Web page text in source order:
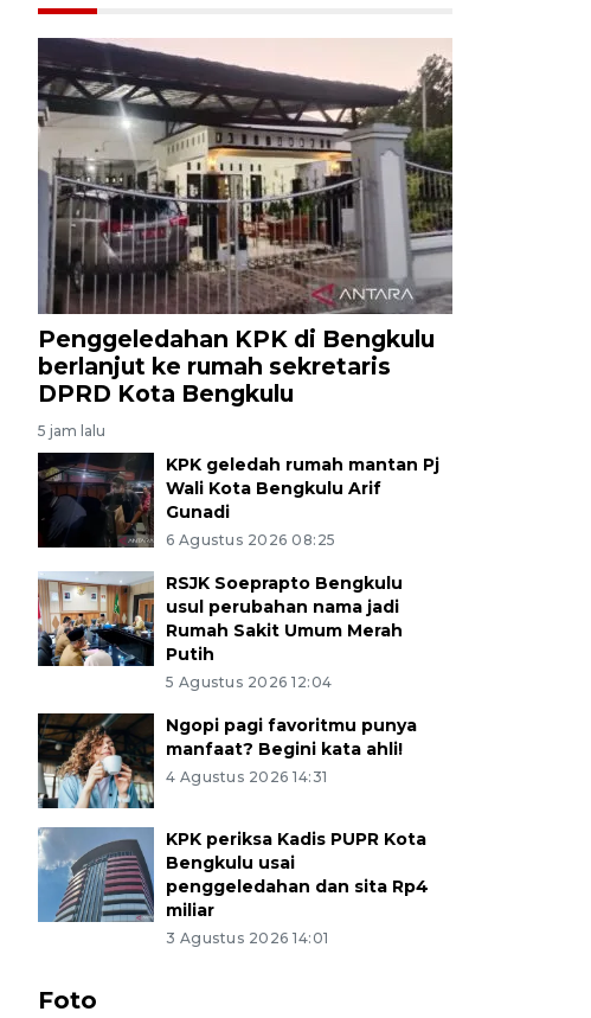
Penggeledahan KPK di Bengkulu
berlanjut ke rumah sekretaris
DPRD Kota Bengkulu
5 jam lalu
KPK geledah rumah mantan Pj
Wali Kota Bengkulu Arif
Gunadi
6 Agustus 2026 08:25
RSJK Soeprapto Bengkulu
usul perubahan nama jadi
Rumah Sakit Umum Merah
Putih
5 Agustus 2026 12:04
Ngopi pagi favoritmu punya
manfaat? Begini kata ahli!
4 Agustus 2026 14:31
KPK periksa Kadis PUPR Kota
Bengkulu usai
penggeledahan dan sita Rp4
miliar
3 Agustus 2026 14:01
Foto